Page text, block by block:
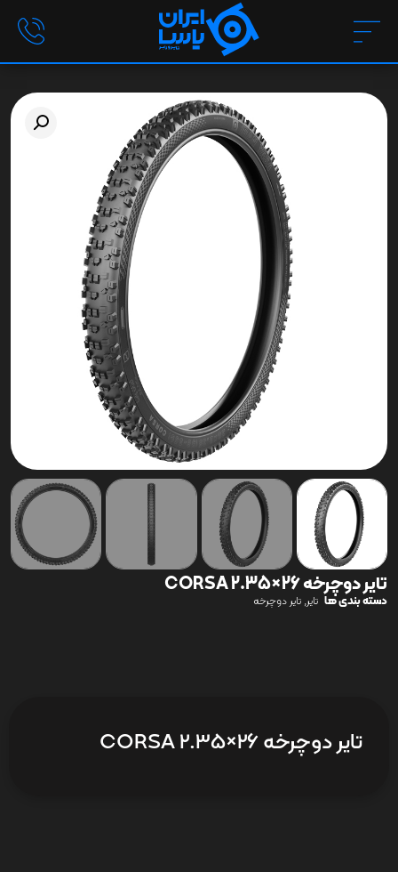
تایر دوچرخه 26×2.35 CORSA
دسته بندی ها تایر, تایر دوچرخه
تایر دوچرخه 26×2.35 CORSA